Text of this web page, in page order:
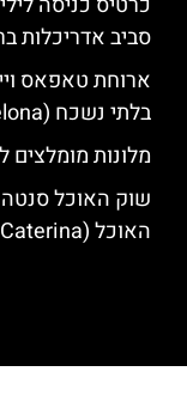
סביב אדריכלות
ארוחת טאפאס
בלתי נשכח (Barcelona)
מלונות מומלצים
שוק האוכל
האוכל (Santa Caterina)